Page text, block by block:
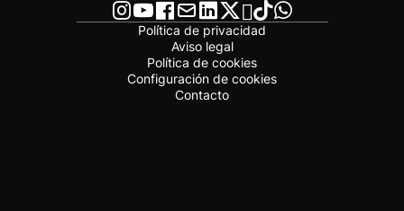
Política de privacidad
Aviso legal
Política de cookies
Configuración de cookies
Contacto